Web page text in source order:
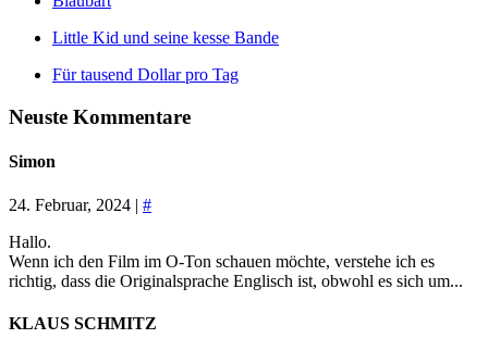
Little Kid und seine kesse Bande
Für tausend Dollar pro Tag
Neuste Kommentare
Simon
24. Februar, 2024 | #
Hallo.
Wenn ich den Film im O-Ton schauen möchte, verstehe ich es
richtig, dass die Originalsprache Englisch ist, obwohl es sich um...
KLAUS SCHMITZ